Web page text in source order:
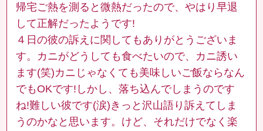
帰宅ご熱を測ると微熱だったので、やはり早退
して正解だったようです!
４日の彼の訴えに関してもありがとうございま
す。カニがどうしても食べたいので、カニ誘い
ます(笑)カニじゃなくても美味しいご飯ならなん
でもOKです!しかし、落ち込んでしまうのです
ね!難しい彼です(涙)きっと沢山語り訴えてしま
うのかなと思います。けど、それだけでなく楽